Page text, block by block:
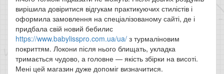
вирішила довіритися відгукам практикуючих стилістів і
оформила замовлення на спеціалізованому сайті, де і
придбала свій новий бебилис
https://www.babylisspro.com.ua/ua/ з турмаліновим
покриттям. Локони після нього блищать, укладка
тримається чудово, а головне — якість збірки на висоті.
Мені цей магазин дуже допоміг визначитися.